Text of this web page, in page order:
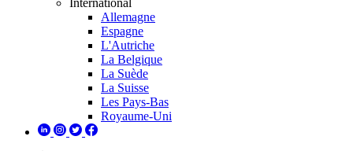
International
Allemagne
Espagne
L'Autriche
La Belgique
La Suède
La Suisse
Les Pays-Bas
Royaume-Uni